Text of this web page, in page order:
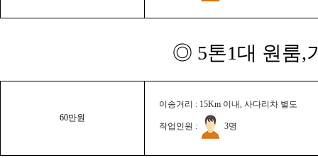
◎ 5톤1대 원룸,
60만원
이송거리 : 15Km 이내, 사다리차 별도
작업인원 : 3명